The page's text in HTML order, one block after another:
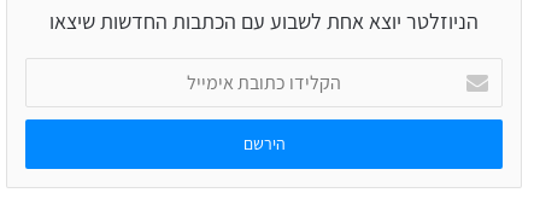
הניוזלטר יוצא אחת לשבוע עם הכתבות החדשות שיצאו
הקלידו
כתובת
אימייל